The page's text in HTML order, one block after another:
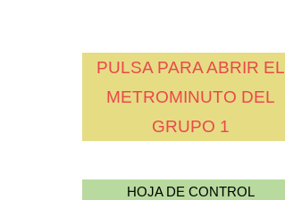
PULSA PARA ABRIR EL
METROMINUTO DEL
GRUPO 1
HOJA DE CONTROL